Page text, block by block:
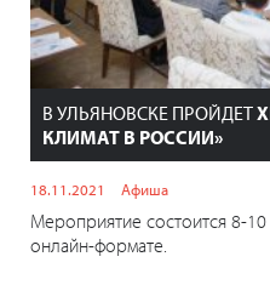
В УЛЬЯНОВСКЕ ПРОЙДЕТ
КЛИМАТ В РОССИИ»
18.11.2021 Афиша
Мероприятие состоится 8-
онлайн-формате.